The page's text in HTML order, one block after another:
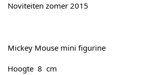
Noviteiten zomer 2015
Mickey Mouse mini figurine
Hoogte 8 cm